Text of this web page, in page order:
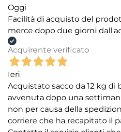
Oggi
Facilità di acquisto del
merce dopo due giorni
Acquirente verificato
Ieri
Acquistato sacco da 12 kg di
avvenuta dopo una
non per causa della
corriere che ha recapitato il